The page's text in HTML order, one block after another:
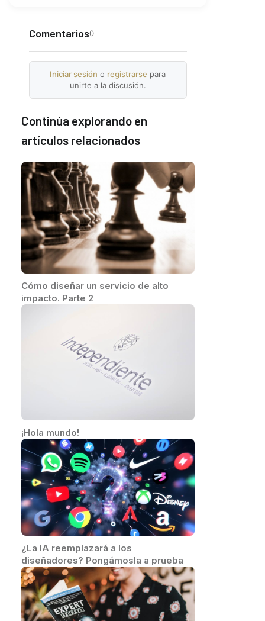
Comentarios0
Iniciar sesión o registrarse para
unirte a la discusión.
Continúa explorando en
artículos relacionados
Cómo diseñar un servicio de alto
impacto. Parte 2
¡Hola mundo!
¿La IA reemplazará a los
diseñadores? Pongámosla a prueba